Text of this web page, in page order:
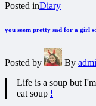
Posted inDiary
you seem pretty sad for a girl
Posted by By
Life is a soup but
eat soup !